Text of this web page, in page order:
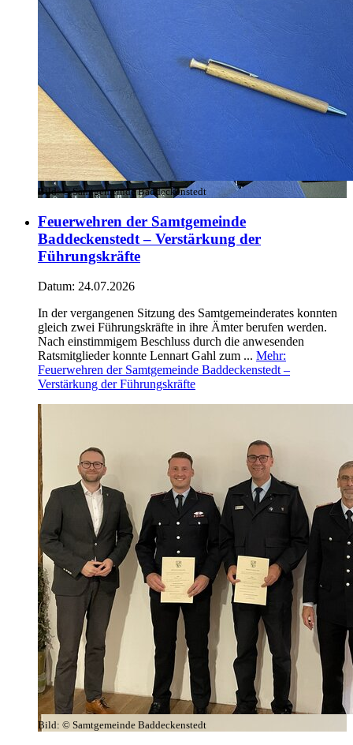
Bild:© Samtgemeinde Baddeckenstedt
Feuerwehren der Samtgemeinde
Baddeckenstedt – Verstärkung der
Führungskräfte
Datum: 24.07.2026
In der vergangenen Sitzung des Samtgemeinderates konnten
gleich zwei Führungskräfte in ihre Ämter berufen werden.
Nach einstimmigem Beschluss durch die anwesenden
Ratsmitglieder konnte Lennart Gahl zum ... Mehr:
Feuerwehren der Samtgemeinde Baddeckenstedt –
Verstärkung der Führungskräfte
Bild: © Samtgemeinde Baddeckenstedt